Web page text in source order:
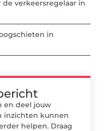
verkeersregelaar in
in
en deel jouw
inzichten kunnen
helpen. Draag